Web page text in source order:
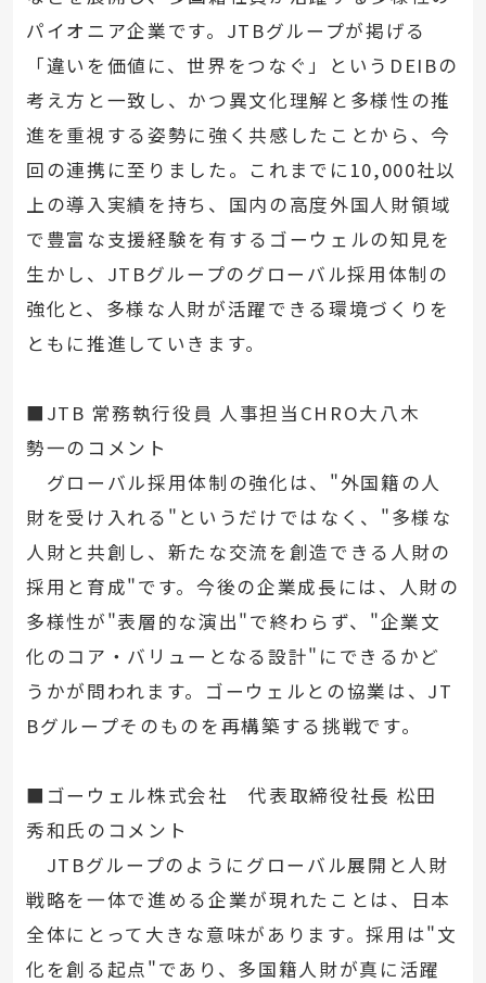
パイオニア企業です。JTBグループが掲げる
「違いを価値に、世界をつなぐ」というDEIBの
考え方と一致し、かつ異文化理解と多様性の推
進を重視する姿勢に強く共感したことから、今
回の連携に至りました。これまでに10,000社以
上の導入実績を持ち、国内の高度外国人財領域
で豊富な支援経験を有するゴーウェルの知見を
生かし、JTBグループのグローバル採用体制の
強化と、多様な人財が活躍できる環境づくりを
ともに推進していきます。
■JTB 常務執行役員 人事担当CHRO大八木
勢一のコメント
グローバル採用体制の強化は、"外国籍の人
財を受け入れる"というだけではなく、"多様な
人財と共創し、新たな交流を創造できる人財の
採用と育成"です。今後の企業成長には、人財の
多様性が"表層的な演出"で終わらず、"企業文
化のコア・バリューとなる設計"にできるかど
うかが問われます。ゴーウェルとの協業は、JT
Bグループそのものを再構築する挑戦です。
■ゴーウェル株式会社 代表取締役社長 松田
秀和氏のコメント
JTBグループのようにグローバル展開と人財
戦略を一体で進める企業が現れたことは、日本
全体にとって大きな意味があります。採用は"文
化を創る起点"であり、多国籍人財が真に活躍